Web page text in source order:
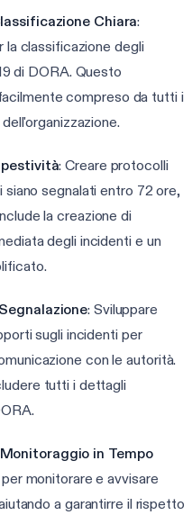
Chiara:
classificazione degli
di DORA. Questo
compreso da tutti i
: Creare protocolli
segnalati entro 72 ore,
la creazione di
degli incidenti e un
: Sviluppare
sugli incidenti per
con le autorità.
tutti i dettagli
in Tempo
monitorare e avvisare
a garantirre il rispetto